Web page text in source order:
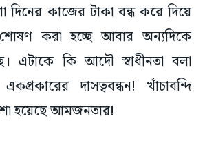
কাজের টাকা বন্ধ করে দিয়ে
করা হচ্ছে আবার অন্যদিকে
এটাকে কি আদৌ স্বাধীনতা বলা
দাসত্ববন্ধন! খাঁচাবন্দি
হয়েছে আমজনতার!